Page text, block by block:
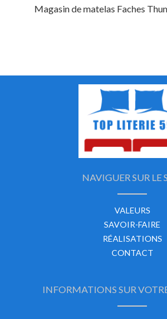
Magasin de matelas Faches
NAVIGUER SUR LE
VALEURS
SAVOIR-FAIRE
RÉALISATIONS
CONTACT
INFORMATIONS SUR